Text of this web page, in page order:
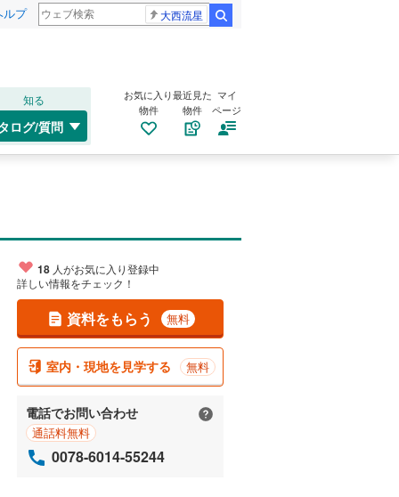
ルプ 大西流星
知る
ログ/質問
お気に入り
物件
最近見た
物件
マイ
ページ
18 人がお気に入り登録中
詳しい情報をチェック！
資料をもらう 無料
室内・現地を見学する 無料
電話でお問い合わせ
通話料無料
0078-6014-55244